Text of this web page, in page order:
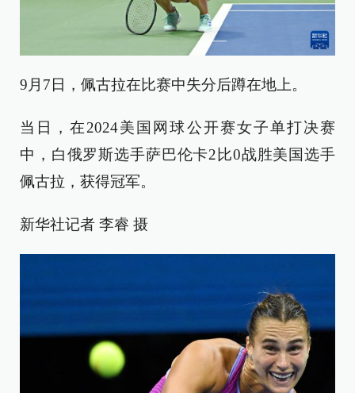
9月7日，佩古拉在比赛中失分后蹲在地上。
当日，在2024美国网球公开赛女子单打决赛
中，白俄罗斯选手萨巴伦卡2比0战胜美国选手
佩古拉，获得冠军。
新华社记者 李睿 摄